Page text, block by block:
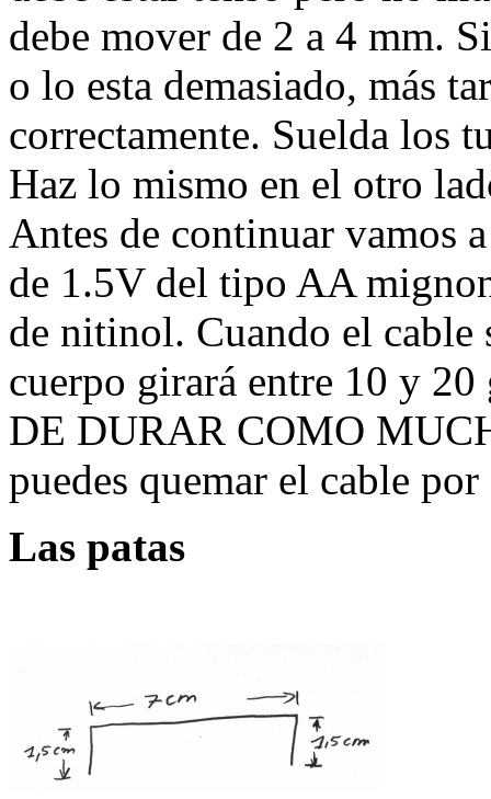
debe mover de 2 a 4 mm.
o lo esta demasiado, más
correctamente. Suelda los
Haz lo mismo en el otro
Antes de continuar vamos
de 1.5V del tipo AA
de nitinol. Cuando el cable
cuerpo girará entre 10 y
DE DURAR COMO
puedes quemar el cable
Las patas